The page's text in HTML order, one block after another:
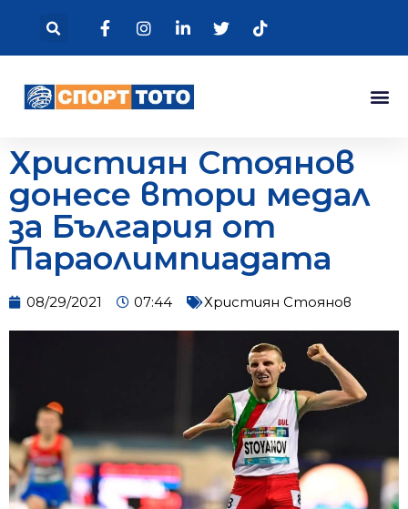
Християн Стоянов
донесе втори медал
за България от
Параолимпиадата
08/29/2021 07:44 Християн Стоянов